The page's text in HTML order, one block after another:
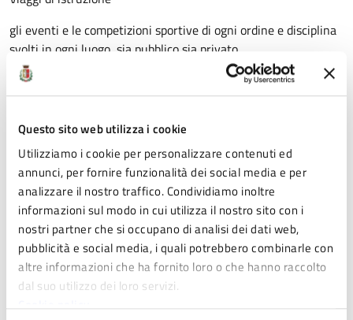
Questo sito web utilizza i cookie
Utilizziamo i cookie per personalizzare contenuti ed
annunci, per fornire funzionalità dei social media e per
analizzare il nostro traffico. Condividiamo inoltre
informazioni sul modo in cui utilizza il nostro sito con i
nostri partner che si occupano di analisi dei dati web,
pubblicità e social media, i quali potrebbero combinarle con
altre informazioni che ha fornito loro o che hanno raccolto
dal suo utilizzo dei loro servizi.
gli eventi e le competizioni sportive di ogni ordine e disciplina
svolti in ogni luogo, sia pubblico sia privato
i CONGEDI
regionale
COSA FUNZIONA
Ristoranti e bar e SOLO dalle ore 6 alle ore 18
e A CONDIZIONE CHE:
il gestore faccia rispettare la distanza di un metro tra un